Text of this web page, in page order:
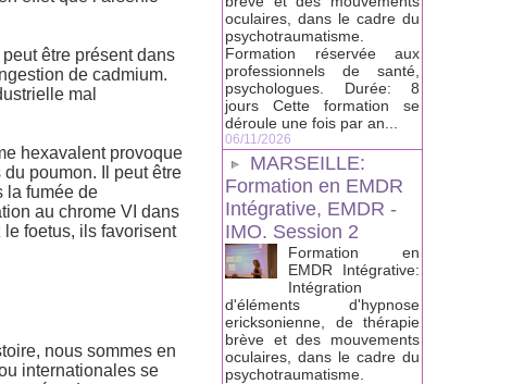
être présent dans
de cadmium.
mal
hexavalent provoque
poumon. Il peut être
la fumée de
au chrome VI dans
foetus, ils favorisent
nous sommes en
internationales se
oculaires, dans le cadre du
psychotraumatisme.
Formation réservée aux
professionnels de santé,
psychologues. Durée: 8
jours Cette formation se
déroule une fois par an...
06/11/2026
MARSEILLE:
Formation en EMDR
Intégrative, EMDR -
IMO. Session 2
Formation en
EMDR Intégrative:
Intégration
d'éléments d'hypnose
ericksonienne, de thérapie
brève et des mouvements
oculaires, dans le cadre du
psychotraumatisme.